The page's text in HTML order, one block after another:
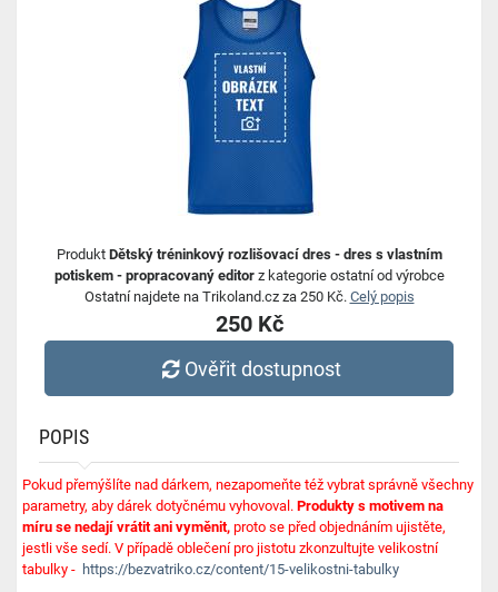
Produkt Dětský tréninkový rozlišovací dres - dres s vlastním
potiskem - propracovaný editorz kategorie ostatní od výrobce
Ostatní najdete na Trikoland.cz za 250 Kč. Celý popis
250 Kč
Ověřit dostupnost
POPIS
Pokud přemýšlíte nad dárkem, nezapomeňte též vybrat správně všechny
parametry, aby dárek dotyčnému vyhovoval. Produkty s motivem na
míru se nedají vrátit ani vyměnit, proto se před objednáním ujistěte,
jestli vše sedí. V případě oblečení pro jistotu zkonzultujte velikostní
tabulky - https://bezvatriko.cz/content/15-velikostni-tabulky